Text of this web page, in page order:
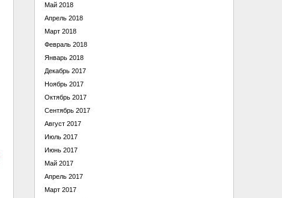
Май 2018
Апрель 2018
Март 2018
Февраль 2018
Январь 2018
Декабрь 2017
Ноябрь 2017
Октябрь 2017
Сентябрь 2017
Август 2017
Июль 2017
Июнь 2017
Май 2017
Апрель 2017
Март 2017